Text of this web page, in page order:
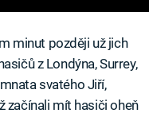
minut později už jich
z Londýna, Surrey,
svatého Jiří,
začínali mít hasiči oheň